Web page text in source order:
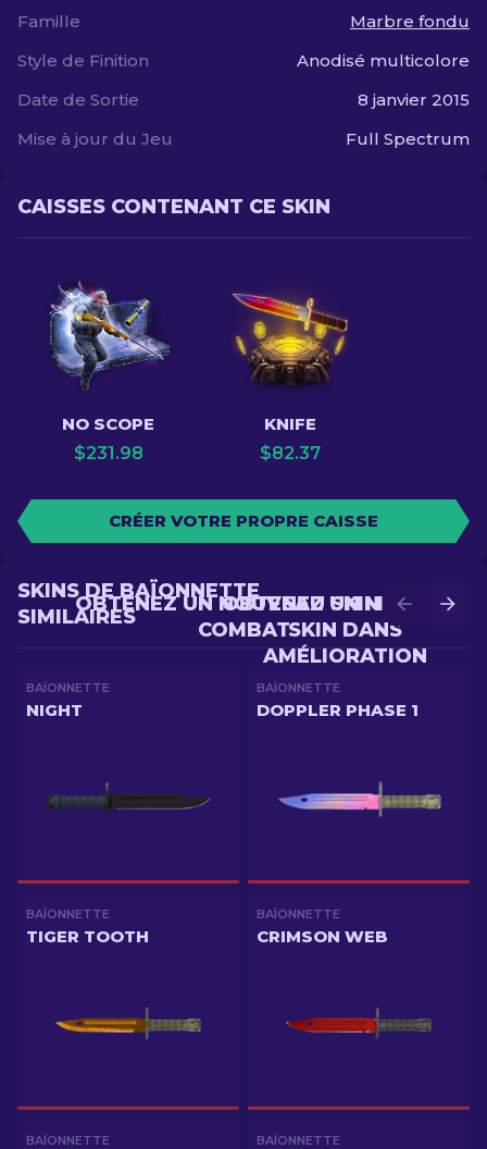
Famille
Marbre fondu
Style de Finition
Anodisé multicolore
Date de Sortie
8 janvier 2015
Mise à jour du Jeu
Full Spectrum
CAISSES CONTENANT CE SKIN
NO SCOPE
$231.98
KNIFE
$82.37
CRÉER VOTRE PROPRE CAISSE
OBTENEZ UN MEILLEUR
SKIN DANS
AMÉLIORATION
OBTENEZ UN NOUVEAU SKIN EN
COMBAT
SKINS DE BAÏONNETTE
SIMILAIRES
BAÏONNETTE
NIGHT
BAÏONNETTE
DOPPLER PHASE 1
BAÏONNETTE
TIGER TOOTH
BAÏONNETTE
CRIMSON WEB
BAÏONNETTE BAÏONNETTE